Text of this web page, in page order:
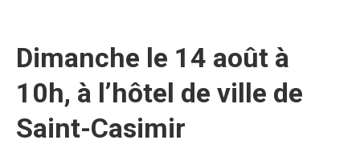
Dimanche le 14 août à
10h, à l’hôtel de ville de
Saint-Casimir